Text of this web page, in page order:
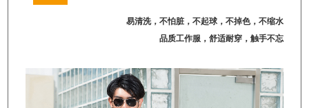
易清洗，不怕脏，不起球，不掉色，不缩水
品质工作服，舒适耐穿，触手不忘